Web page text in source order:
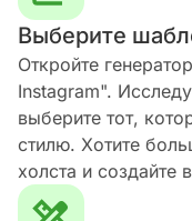
Выберите
Откройте
Instagram".
выберите тот,
стилю. Хотите
холста и создайте